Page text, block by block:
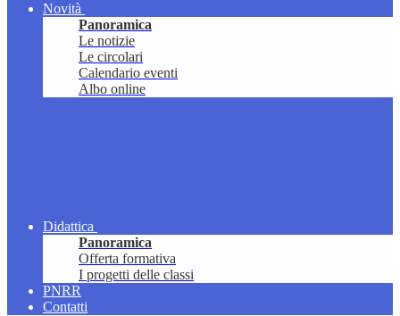
Novità
Panoramica
Le notizie
Le circolari
Calendario eventi
Albo online
Didattica
Panoramica
Offerta formativa
I progetti delle classi
PNRR
Contatti